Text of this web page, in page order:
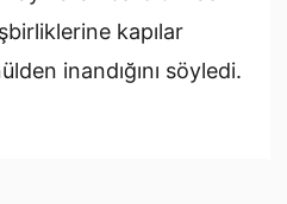
kapılar
inandığını söyledi.